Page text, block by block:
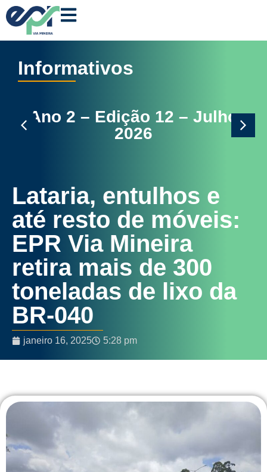
Informativos
Ano 2 – Edição 11 – Junho
2026
Lataria, entulhos e
até resto de móveis:
EPR Via Mineira
retira mais de 300
toneladas de lixo da
BR-040
janeiro 16, 2025 5:28 pm